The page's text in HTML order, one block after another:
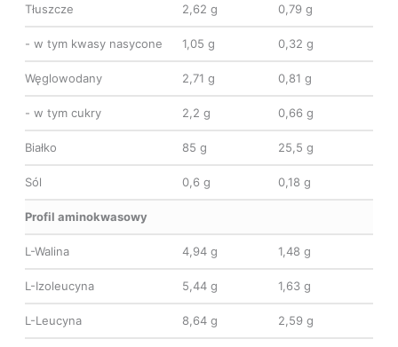
Tłuszcze 2,62 g 0,79 g
- w tym kwasy nasycone 1,05 g 0,32 g
Węglowodany 2,71 g 0,81 g
- w tym cukry 2,2 g 0,66 g
Białko 85 g 25,5 g
Sól 0,6 g 0,18 g
Profil aminokwasowy
L-Walina 4,94 g 1,48 g
L-Izoleucyna 5,44 g 1,63 g
L-Leucyna 8,64 g 2,59 g